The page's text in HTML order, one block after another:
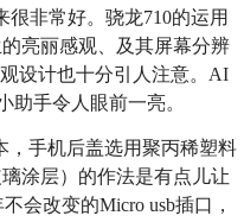
非常好。骁龙710的运用
亮丽感观、及其屏幕分辨
设计也十分引人注意。AI
助手令人眼前一亮。
，手机后盖选用聚丙稀塑料
涂层）的作法是有点儿让
会改变的Micro usb插口，